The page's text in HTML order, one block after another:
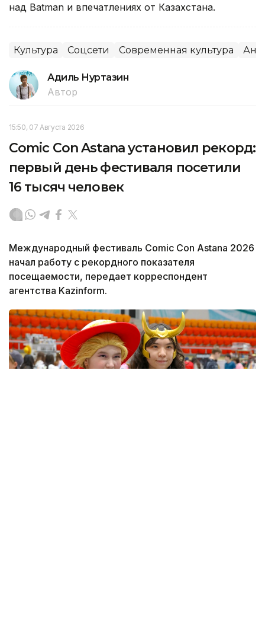
над Batman и впечатлениях от Казахстана.
Культура Соцсети Современная культура
Адиль Нуртазин
Автор
15:50, 07 Августа 2026
Comic Con Astana установил рекорд:
первый день фестиваля посетили
16 тысяч человек
Международный фестиваль Comic Con Astana 2026
начал работу с рекордного показателя
посещаемости, передает корреспондент
агентства Kazinform.